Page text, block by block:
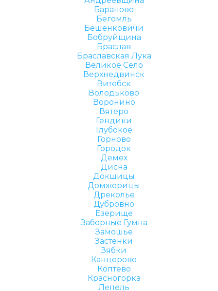
Бараново
Бегомль
Бешенковичи
Бобруйщина
Браслав
Браславская Лука
Великое Село
Верхнедвинск
Витебск
Володьково
Воронино
Вятеро
Гендики
Глубокое
Горново
Городок
Демех
Дисна
Докшицы
Домжерицы
Дреколье
Дубровно
Езерище
Заборные Гумна
Замошье
Застенки
Зябки
Канцерово
Коптево
Красногорка
Лепель